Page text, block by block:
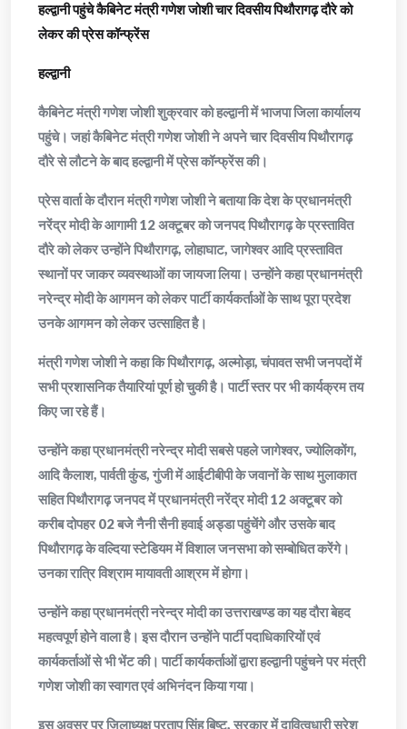
हल्द्वानी पहुंचे कैबिनेट मंत्री गणेश जोशी चार दिवसीय पिथौरागढ़ दौरे को
लेकर की प्रेस कॉन्फ्रेंस
हल्द्वानी
कैबिनेट मंत्री गणेश जोशी शुक्रवार को हल्द्वानी में भाजपा जिला कार्यालय
पहुंचे। जहां कैबिनेट मंत्री गणेश जोशी ने अपने चार दिवसीय पिथौरागढ़
दौरे से लौटने के बाद हल्द्वानी में प्रेस कॉन्फ्रेंस की।
प्रेस वार्ता के दौरान मंत्री गणेश जोशी ने बताया कि देश के प्रधानमंत्री
नरेंद्र मोदी के आगामी 12 अक्टूबर को जनपद पिथौरागढ़ के प्रस्तावित
दौरे को लेकर उन्होंने पिथौरागढ़, लोहाघाट, जागेश्वर आदि प्रस्तावित
स्थानों पर जाकर व्यवस्थाओं का जायजा लिया। उन्होंने कहा प्रधानमंत्री
नरेन्द्र मोदी के आगमन को लेकर पार्टी कार्यकर्ताओं के साथ पूरा प्रदेश
उनके आगमन को लेकर उत्साहित है।
मंत्री गणेश जोशी ने कहा कि पिथौरागढ़, अल्मोड़ा, चंपावत सभी जनपदों में
सभी प्रशासनिक तैयारियां पूर्ण हो चुकी है। पार्टी स्तर पर भी कार्यक्रम तय
किए जा रहे हैं।
उन्होंने कहा प्रधानमंत्री नरेन्द्र मोदी सबसे पहले जागेश्वर, ज्योलिकोंग,
आदि कैलाश, पार्वती कुंड, गुंजी में आईटीबीपी के जवानों के साथ मुलाकात
सहित पिथौरागढ़ जनपद में प्रधानमंत्री नरेंद्र मोदी 12 अक्टूबर को
करीब दोपहर 02 बजे नैनी सैनी हवाई अड्डा पहुंचेंगे और उसके बाद
पिथौरागढ़ के वल्दिया स्टेडियम में विशाल जनसभा को सम्बोधित करेंगे।
उनका रात्रि विश्राम मायावती आश्रम में होगा।
उन्होंने कहा प्रधानमंत्री नरेन्द्र मोदी का उत्तराखण्ड का यह दौरा बेहद
महत्वपूर्ण होने वाला है। इस दौरान उन्होंने पार्टी पदाधिकारियों एवं
कार्यकर्ताओं से भी भेंट की। पार्टी कार्यकर्ताओं द्वारा हल्द्वानी पहुंचने पर मंत्री
गणेश जोशी का स्वागत एवं अभिनंदन किया गया।
इस अवसर पर जिलाध्यक्ष प्रताप सिंह बिष्ट, सरकार में दावित्वधारी सुरेश